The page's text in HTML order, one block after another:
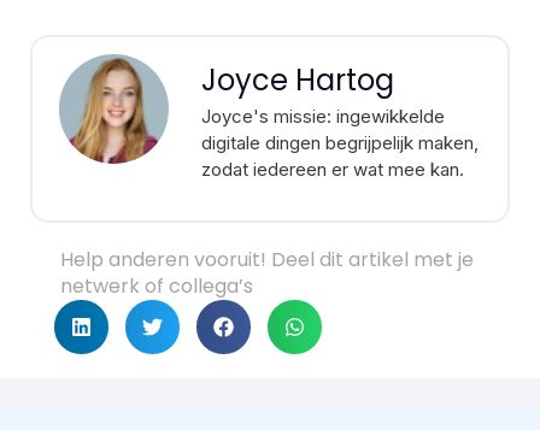
Joyce Hartog
Joyce's missie: ingewikkelde
digitale dingen begrijpelijk maken,
zodat iedereen er wat mee kan.
Help anderen vooruit! Deel dit artikel met je
netwerk of collega’s